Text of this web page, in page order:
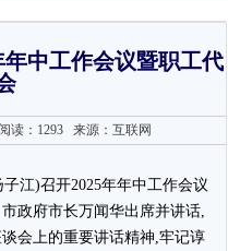
中工作会议暨职工代
阅读：1293来源：互联网
江)召开2025年年中工作会议
政府市长万闻华出席并讲话,
会上的重要讲话精神,牢记谆